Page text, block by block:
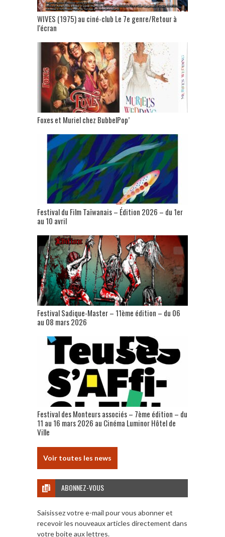
WIVES (1975) au ciné-club Le 7e genre/Retour à
l’écran
Foxes et Muriel chez BubbelPop’
Festival du Film Taïwanais – Édition 2026 – du 1er
au 10 avril
Festival Sadique-Master – 11ème édition – du 06
au 08 mars 2026
Festival des Monteurs associés – 7ème édition – du
11 au 16 mars 2026 au Cinéma Luminor Hôtel de
Ville
Voir toutes les news
ABONNEZ-VOUS
Saisissez votre e-mail pour vous abonner et
recevoir les nouveaux articles directement dans
votre boite aux lettres.